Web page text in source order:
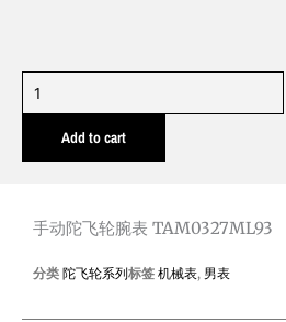
动
飞
腕
TAM0327ML93
Add to cart
手动陀飞轮腕表 TAM0327ML93
分类 陀飞轮系列标签 机械表, 男表